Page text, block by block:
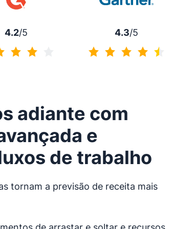
4.2/5 4.3/5
adiante com
e
de trabalho
tornam a previsão de receita mais